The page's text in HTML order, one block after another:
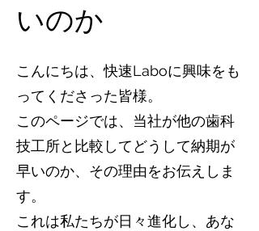
いのか
こんにちは、快速Laboに興味をも
ってくださった皆様。
このページでは、当社が他の歯科
技工所と比較してどうして納期が
早いのか、その理由をお伝えしま
す。
これは私たちが日々進化し、あな